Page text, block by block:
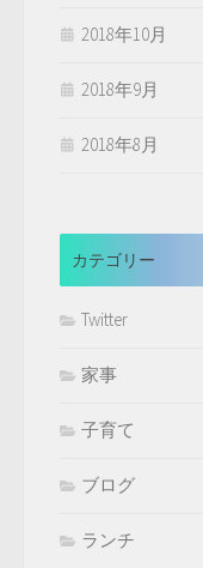
2018年10月
2018年9月
2018年8月
カテゴリー
Twitter
家事
子育て
ブログ
ランチ